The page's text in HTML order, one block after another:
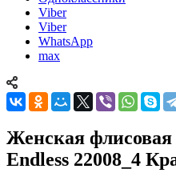
Viber
Viber
WhatsApp
max
Женская флисовая
Endless 22008_4